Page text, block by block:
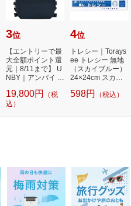
3位
【エントリーで最
大全額ポイント還
元｜8/11まで】 U
NBY｜アンバイ バ
19,800円
（税
込）
4位
トレシー｜Torays
ee トレシー 無地
（スカイブルー）
24×24cm スカイ
598円 （税込）